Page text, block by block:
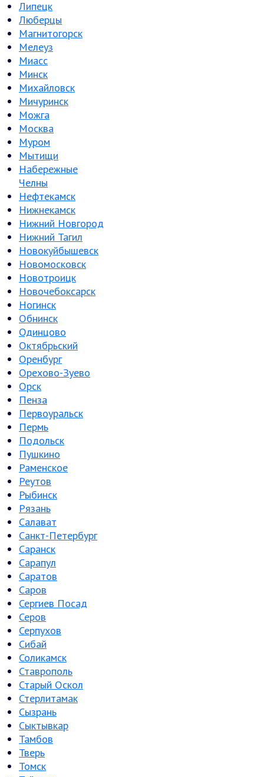
Липецк
Люберцы
Магнитогорск
Мелеуз
Миасс
Минск
Михайловск
Мичуринск
Можга
Москва
Муром
Мытищи
Набережные
Челны
Нефтекамск
Нижнекамск
Нижний Новгород
Нижний Тагил
Новокуйбышевск
Новомосковск
Новотроицк
Новочебоксарск
Ногинск
Обнинск
Одинцово
Октябрьский
Оренбург
Орехово-Зуево
Орск
Пенза
Первоуральск
Пермь
Подольск
Пушкино
Раменское
Реутов
Рыбинск
Рязань
Салават
Санкт-Петербург
Саранск
Сарапул
Саратов
Саров
Сергиев Посад
Серов
Серпухов
Сибай
Соликамск
Ставрополь
Старый Оскол
Стерлитамак
Сызрань
Сыктывкар
Тамбов
Тверь
Томск